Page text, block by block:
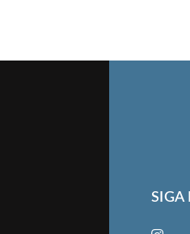
SIGA